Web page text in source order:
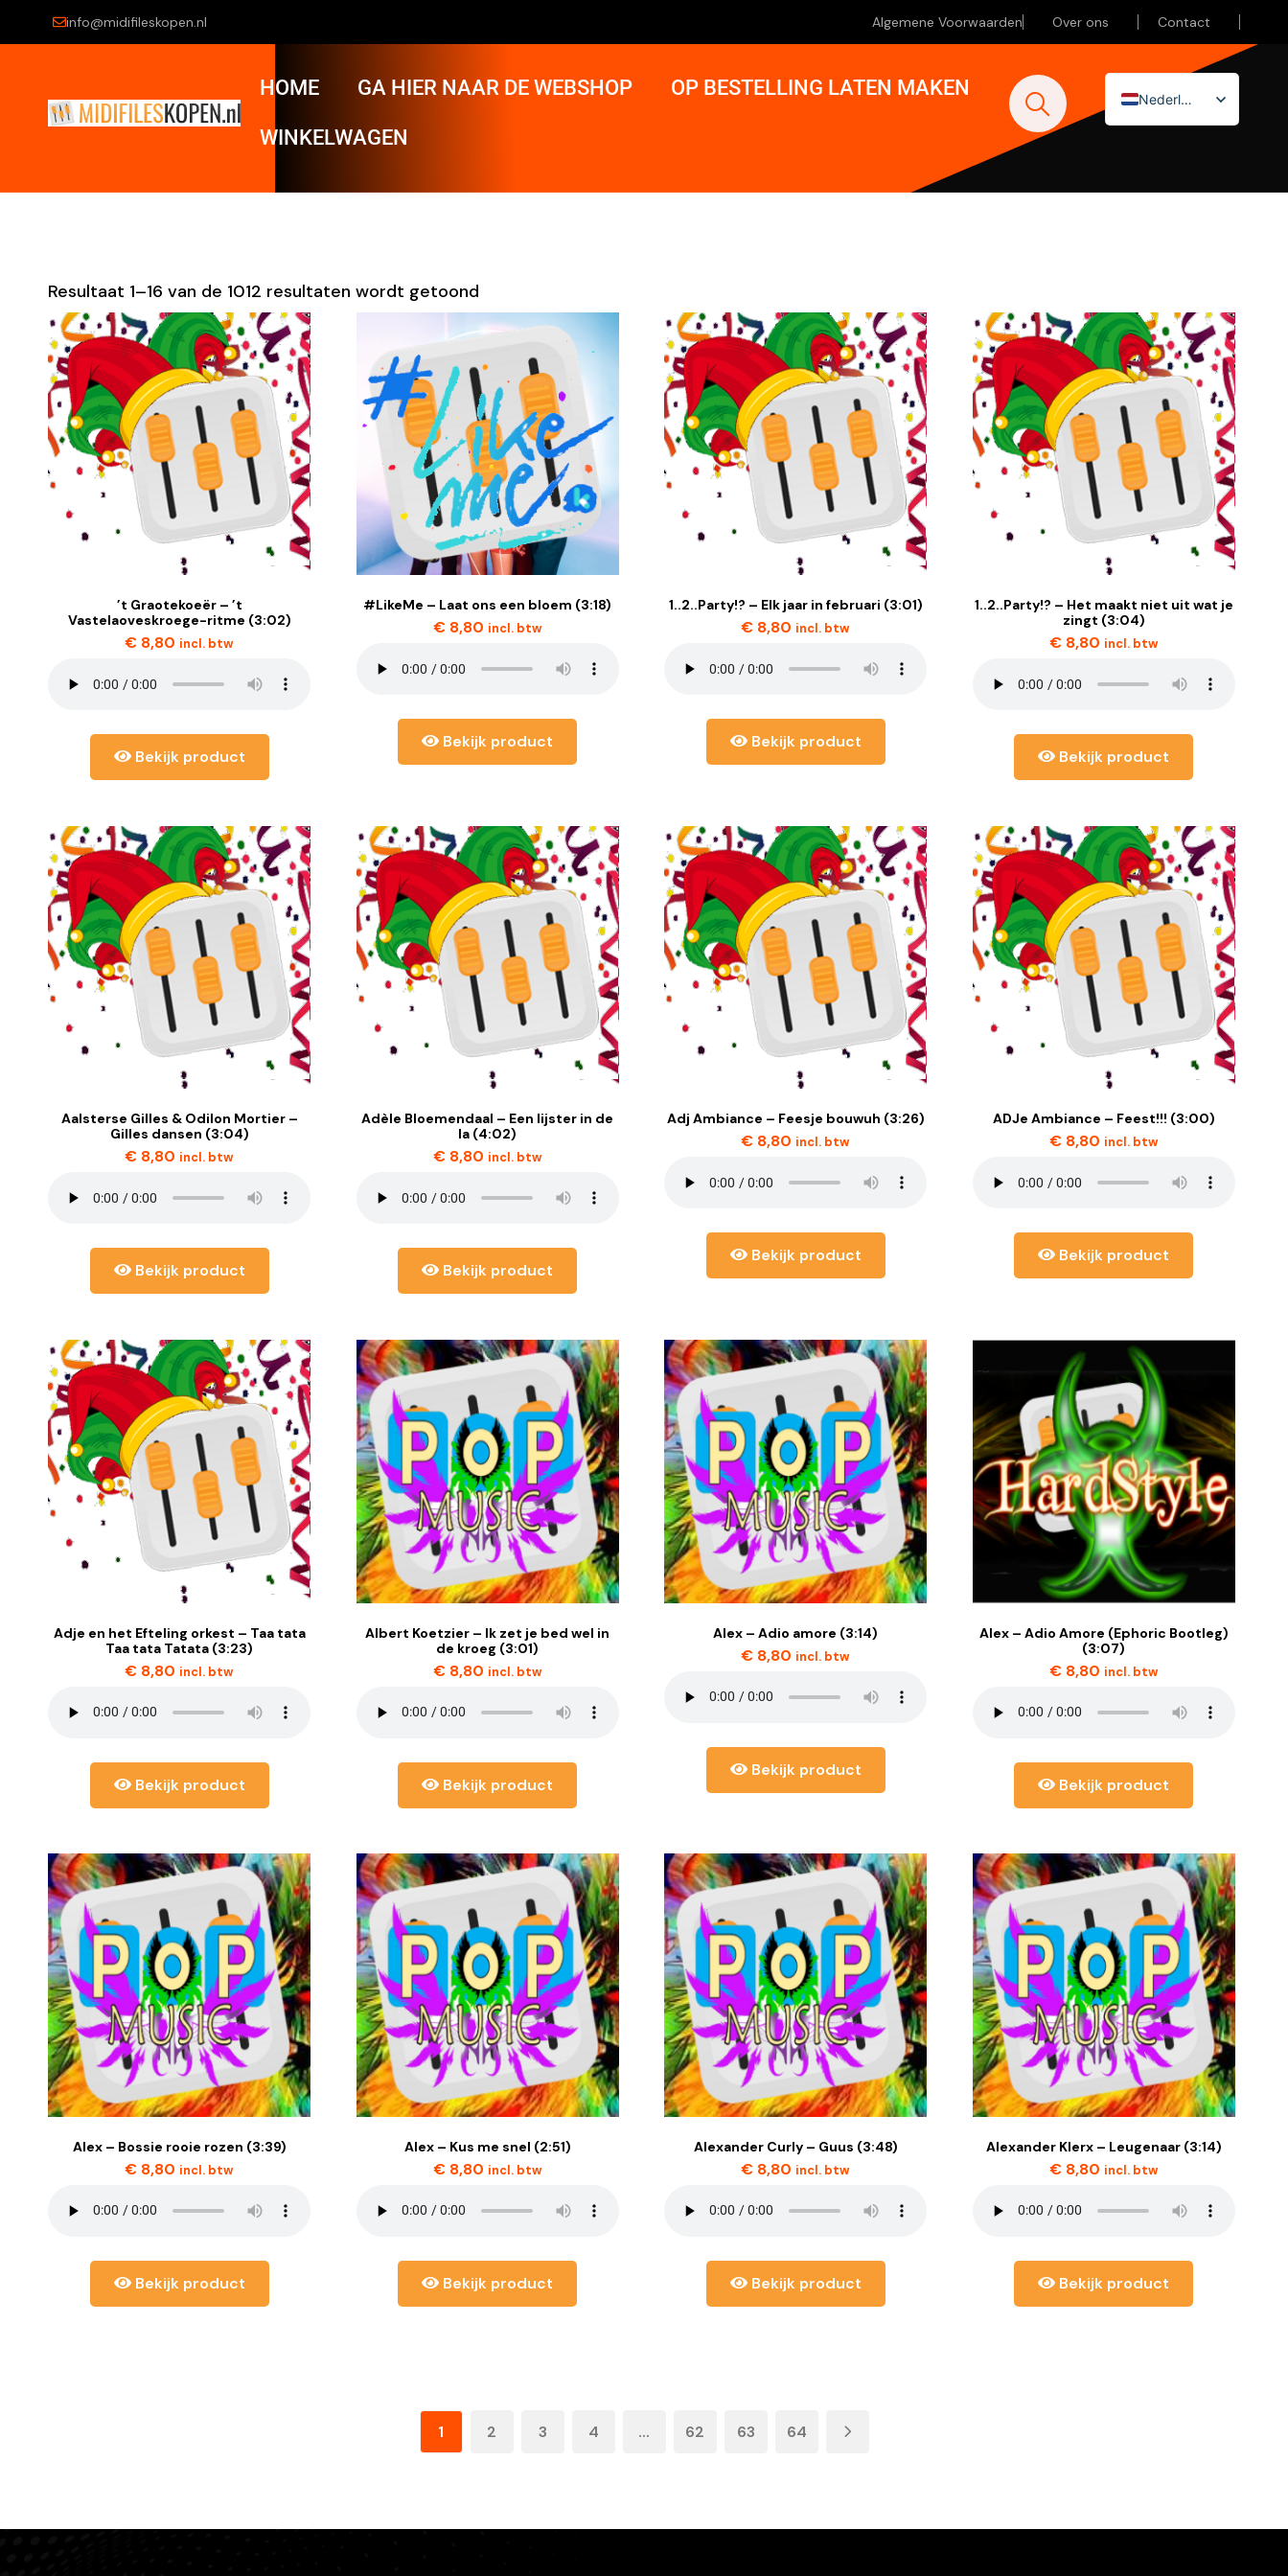
info@midifileskopen.nl Algemene Voorwaarden Over ons Contact
HOME GA HIER NAAR DE WEBSHOP OP BESTELLING LATEN MAKEN
WINKELWAGEN
Nederlands
English (UK)
Resultaat 1–16 van de 1012 resultaten wordt getoond
’t Graotekoeër – ’t
Vastelaoveskroege-ritme (3:02)
€ 8,80 incl. btw
Bekijk product
#LikeMe – Laat ons een bloem (3:18)
€8,80 incl. btw
Bekijk product
1..2..Party!? – Elk jaar in februari (3:01)
€ 8,80 incl. btw
Bekijk product
1..2..Party!? – Het maakt niet uit wat je
zingt (3:04)
€8,80 incl. btw
Bekijk product
Aalsterse Gilles & Odilon Mortier –
Gilles dansen (3:04)
€ 8,80 incl. btw
Bekijk product
Adèle Bloemendaal – Een lijster in de
la (4:02)
€8,80 incl. btw
Bekijk product
Adj Ambiance – Feesje bouwuh (3:26)
€ 8,80 incl. btw
Bekijk product
ADJe Ambiance – Feest!!! (3:00)
€8,80 incl. btw
Bekijk product
Adje en het Efteling orkest – Taa tata
Taa tata Tatata (3:23)
€ 8,80 incl. btw
Bekijk product
Albert Koetzier – Ik zet je bed wel in
de kroeg (3:01)
€8,80 incl. btw
Bekijk product
Alex – Adio amore (3:14)
€ 8,80 incl. btw
Bekijk product
Alex – Adio Amore (Ephoric Bootleg)
(3:07)
€8,80 incl. btw
Bekijk product
Alex – Bossie rooie rozen (3:39)
€ 8,80 incl. btw
Bekijk product
Alex – Kus me snel (2:51)
€8,80 incl. btw
Bekijk product
Alexander Curly – Guus (3:48)
€ 8,80 incl. btw
Bekijk product
Alexander Klerx – Leugenaar (3:14)
€8,80 incl. btw
Bekijk product
1 2 3 4 ... 62 63 64